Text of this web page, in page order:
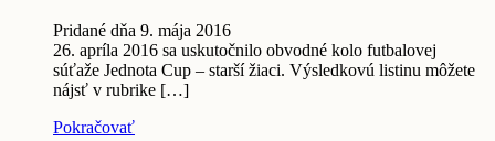
Pridané dňa 9. mája 2016
26. apríla 2016 sa uskutočnilo obvodné kolo futbalovej
súťaže Jednota Cup – starší žiaci. Výsledkovú listinu môžete
nájsť v rubrike […]
Pokračovať